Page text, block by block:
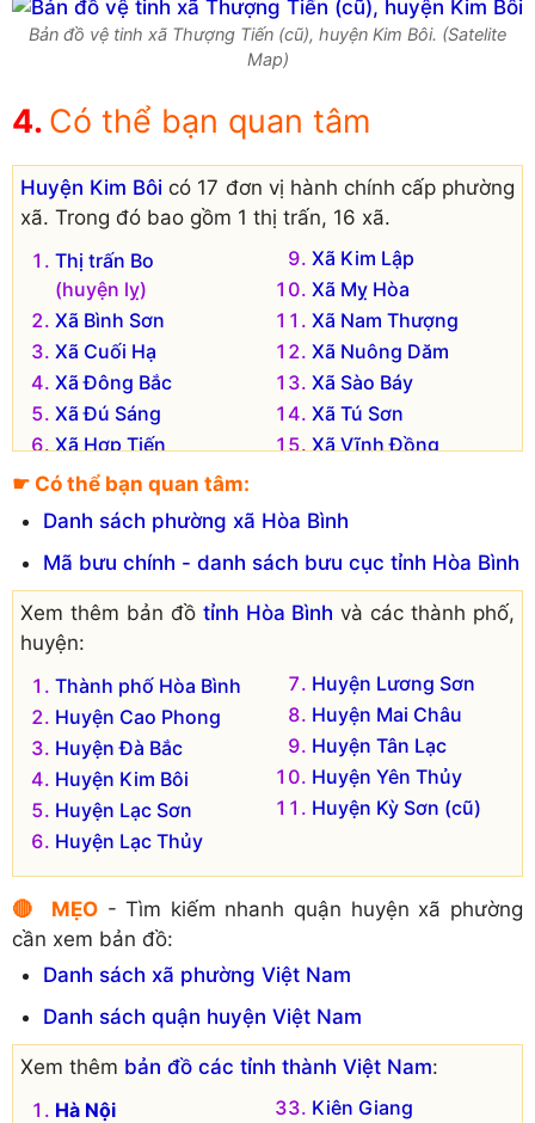
Bản đồ vệ tinh xã Thượng Tiến (cũ), huyện Kim Bôi. (Satelite
Map)
Có thể bạn quan tâm
Huyện Kim Bôi có 17 đơn vị hành chính cấp phường
xã. Trong đó bao gồm 1 thị trấn, 16 xã.
Thị trấn Bo
(huyện lỵ)
Xã Bình Sơn
Xã Cuối Hạ
Xã Đông Bắc
Xã Đú Sáng
Xã Hợp Tiến
Xã Hùng Sơn
Xã Kim Bôi
Xã Kim Lập
Xã Mỵ Hòa
Xã Nam Thượng
Xã Nuông Dăm
Xã Sào Báy
Xã Tú Sơn
Xã Vĩnh Đồng
Xã Xuân Thủy
Đơn vị hành chính cũ hiện không còn tồn tại là:
Xã Bắc Sơn
Xã Hạ Bì
Xã Hợp Đồng
Xã Hợp Kim
Xã Hùng Tiến
Xã Kim Bình
Xã Kim Sơn
Xã Kim Tiến
Xã Kim Truy
Xã Lập Chiệng
Xã Nật Sơn
Xã Sơn Thủy
Xã Thượng Bì
Xã Thượng Tiến
Xã Trung Bì
☛ Có thể bạn quan tâm:
Danh sách phường xã Hòa Bình
Mã bưu chính - danh sách bưu cục tỉnh Hòa Bình
Xem thêm bản đồ tỉnh Hòa Bình và các thành phố,
huyện:
Thành phố Hòa Bình
Huyện Cao Phong
Huyện Đà Bắc
Huyện Kim Bôi
Huyện Lạc Sơn
Huyện Lạc Thủy
Huyện Lương Sơn
Huyện Mai Châu
Huyện Tân Lạc
Huyện Yên Thủy
Huyện Kỳ Sơn (cũ)
🔴 MẸO- Tìm kiếm nhanh quận huyện xã phường
cần xem bản đồ:
Danh sách xã phường Việt Nam
Danh sách quận huyện Việt Nam
Xem thêm bản đồ các tỉnh thành Việt Nam:
Hà Nội
Kiên Giang